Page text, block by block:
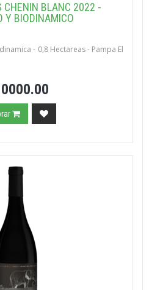
CHENIN BLANC 2022 -
Y BIODINAMICO
- 0,8 Hectareas - Pampa El